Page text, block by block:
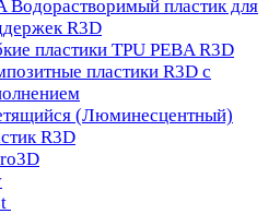
Водорастворимый пластик для
R3D
пластики TPU PEBA R3D
пластики R3D с
(Люминесцентный)
R3D